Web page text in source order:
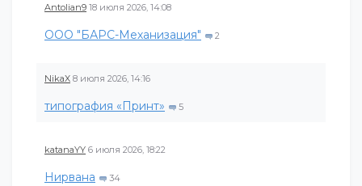
Antolian9 18 июля 2026, 14:08
ООО "БАРС-Механизация" 2
NikaX 8 июля 2026, 14:16
типография «Принт» 5
katanaYY 6 июля 2026, 18:22
Нирвана 34